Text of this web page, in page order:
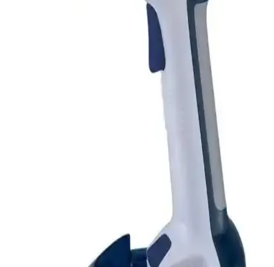
İki Fakir buharlı ütü detaylı karşılaştırmasıyla güç, taban malzemesi,
buhar özellikleri ve kullanıcı yorumları analiz edilerek en uygun
Buharlı Ütü Karşılaştırması: Philips GC3929/64 ve
Tefal FV8064 Performans Analizi
Philips GC3929/64 ve Tefal FV8064 modellerinin güç, buhar çıkışı
ve kullanım özellikleri karşılaştırılarak, kullanıcı memnuniyeti ve
Grundig ST 6150 L ve Xiaomi Portatif Buharlı
Grundig ST 6150 L ve Xiaomi Portatif Steamer modellerinin
özellikleri, kullanıcı yorumları ve karşılaştırması. Hangi ürün
ihtiyaçlarınıza uygun olduğunu belirlemenize yardımcı olur.
Grundig ST 7950 1600W Buharlı Ütü: Güçlü
Performans ve Kullanım Kolaylığı
Grundig ST 7950 1600W buharlı ütü, yüksek performans, dayanıklı